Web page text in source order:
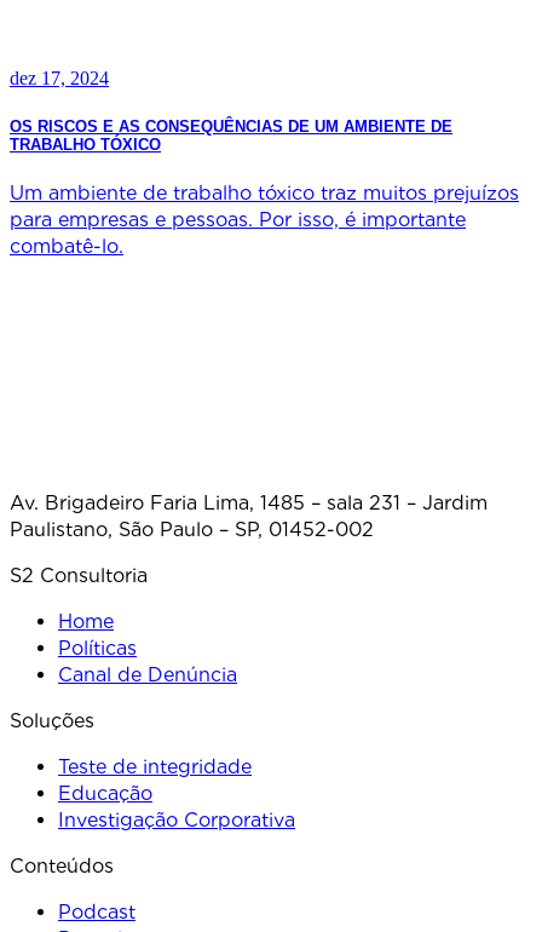
dez 17, 2024
OS RISCOS E AS CONSEQUÊNCIAS DE UM AMBIENTE DE
TRABALHO TÓXICO
Um ambiente de trabalho tóxico traz muitos prejuízos
para empresas e pessoas. Por isso, é importante
combatê-lo.
Av. Brigadeiro Faria Lima, 1485 – sala 231 – Jardim
Paulistano, São Paulo – SP, 01452-002
S2 Consultoria
Home
Políticas
Canal de Denúncia
Soluções
Teste de integridade
Educação
Investigação Corporativa
Conteúdos
Podcast